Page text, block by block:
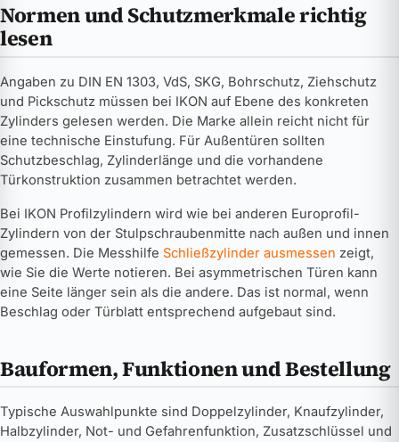
Normen und Schutzmerkmale richtig
lesen
Angaben zu DIN EN 1303, VdS, SKG, Bohrschutz, Ziehschutz
und Pickschutz müssen bei IKON auf Ebene des konkreten
Zylinders gelesen werden. Die Marke allein reicht nicht für
eine technische Einstufung. Für Außentüren sollten
Schutzbeschlag, Zylinderlänge und die vorhandene
Türkonstruktion zusammen betrachtet werden.
Bei IKON Profilzylindern wird wie bei anderen Europrofil-
Zylindern von der Stulpschraubenmitte nach außen und innen
gemessen. Die Messhilfe Schließzylinder ausmessen zeigt,
wie Sie die Werte notieren. Bei asymmetrischen Türen kann
eine Seite länger sein als die andere. Das ist normal, wenn
Beschlag oder Türblatt entsprechend aufgebaut sind.
Bauformen, Funktionen und Bestellung
Typische Auswahlpunkte sind Doppelzylinder, Knaufzylinder,
Halbzylinder, Not- und Gefahrenfunktion, Zusatzschlüssel und